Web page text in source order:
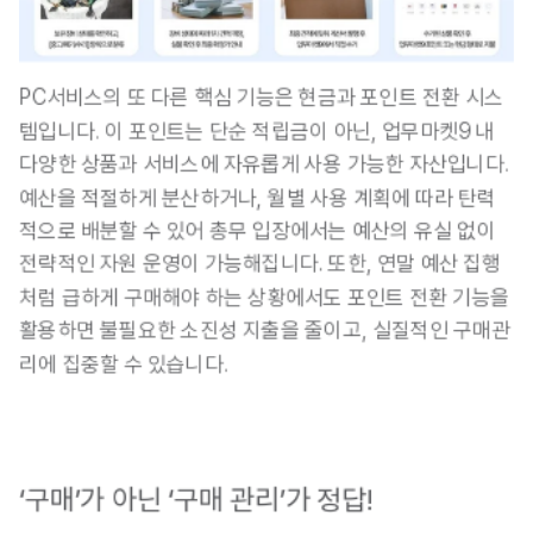
PC서비스의 또 다른 핵심 기능은 현금과 포인트 전환 시스
템입니다. 이 포인트는 단순 적립금이 아닌, 업무마켓9 내
다양한 상품과 서비스에 자유롭게 사용 가능한 자산입니다.
예산을 적절하게 분산하거나, 월별 사용 계획에 따라 탄력
적으로 배분할 수 있어 총무 입장에서는 예산의 유실 없이
전략적인 자원 운영이 가능해집니다. 또한, 연말 예산 집행
처럼 급하게 구매해야 하는 상황에서도 포인트 전환 기능을
활용하면 불필요한 소진성 지출을 줄이고, 실질적인 구매관
리에 집중할 수 있습니다.
‘구매’가 아닌 ‘구매 관리’가 정답!